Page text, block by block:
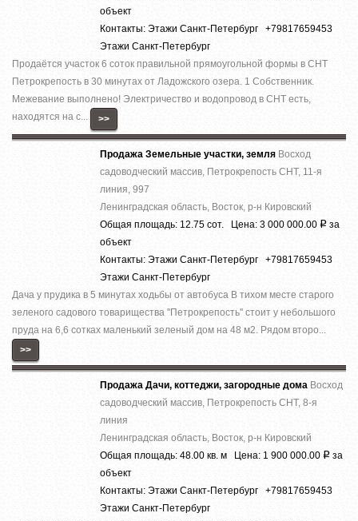
объект
Контакты: Этажи Санкт-Петербург +79817659453
Этажи Санкт-Петербург
Продаётся участок 6 соток правильной прямоугольной формы в СНТ
Петрокрепость в 30 минутах от Ладожского озера. 1 Собственник.
Межевание выполнено! Электричество и водопровод в СНТ есть,
находятся на с...
>>
Продажа Земельные участки, земля Восход
садоводческий массив, Петрокрепость СНТ, 11-я
линия, 997
Ленинградская область, Восток, р-н Кировский
Общая площадь: 12.75 сот. Цена: 3 000 000.00 Р за
объект
Контакты: Этажи Санкт-Петербург +79817659453
Этажи Санкт-Петербург
Дача у прудика в 5 минутах ходьбы от автобуса В тихом месте старого
зеленого садового товарищества ''Петрокрепость'' стоит у небольшого
пруда на 6,6 сотках маленький зеленый дом на 48 м2. Рядом второ...
>>
Продажа Дачи, коттеджи, загородные дома Восход
садоводческий массив, Петрокрепость СНТ, 8-я
линия
Ленинградская область, Восток, р-н Кировский
Общая площадь: 48.00 кв. м Цена: 1 900 000.00 Р за
объект
Контакты: Этажи Санкт-Петербург +79817659453
Этажи Санкт-Петербург